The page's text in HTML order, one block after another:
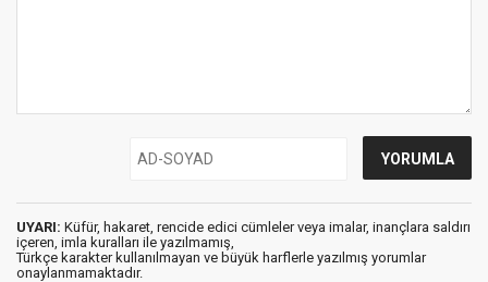
UYARI: Küfür, hakaret, rencide edici cümleler veya imalar, inançlara saldırı
içeren, imla kuralları ile yazılmamış,
Türkçe karakter kullanılmayan ve büyük harflerle yazılmış yorumlar
onaylanmamaktadır.